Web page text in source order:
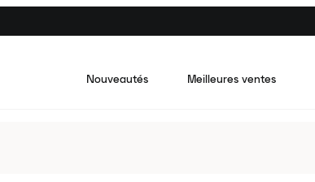
Nouveautés Meilleures ventes